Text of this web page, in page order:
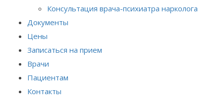
Консультация врача-психиатра нарколога
Документы
Цены
Записаться на прием
Врачи
Пациентам
Контакты